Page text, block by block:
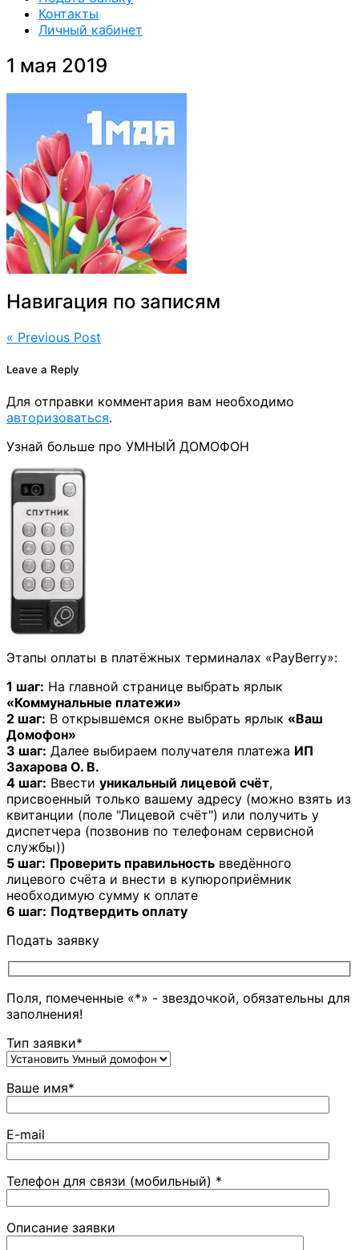
Контакты
Личный кабинет
1 мая 2019
Навигация по записям
« Previous Post
Leave a Reply
Для отправки комментария вам необходимо
авторизоваться.
Узнай больше про УМНЫЙ ДОМОФОН
Этапы оплаты в платёжных терминалах «PayBerry»:
1 шаг: На главной странице выбрать ярлык
«Коммунальные платежи»
2 шаг: В открывшемся окне выбрать ярлык «Ваш
Домофон»
3 шаг: Далее выбираем получателя платежа ИП
Захарова О. В.
4 шаг: Ввести уникальный лицевой счёт,
присвоенный только вашему адресу (можно взять из
квитанции (поле "Лицевой счёт") или получить у
диспетчера (позвонив по телефонам сервисной
службы))
5 шаг: Проверить правильность введённого
лицевого счёта и внести в купюроприёмник
необходимую сумму к оплате
6 шаг: Подтвердить оплату
Подать заявку
Поля, помеченные «*» - звездочкой, обязательны для
заполнения!
Тип заявки*
Ваше имя*
E-mail
Телефон для связи (мобильный) *
Описание заявки